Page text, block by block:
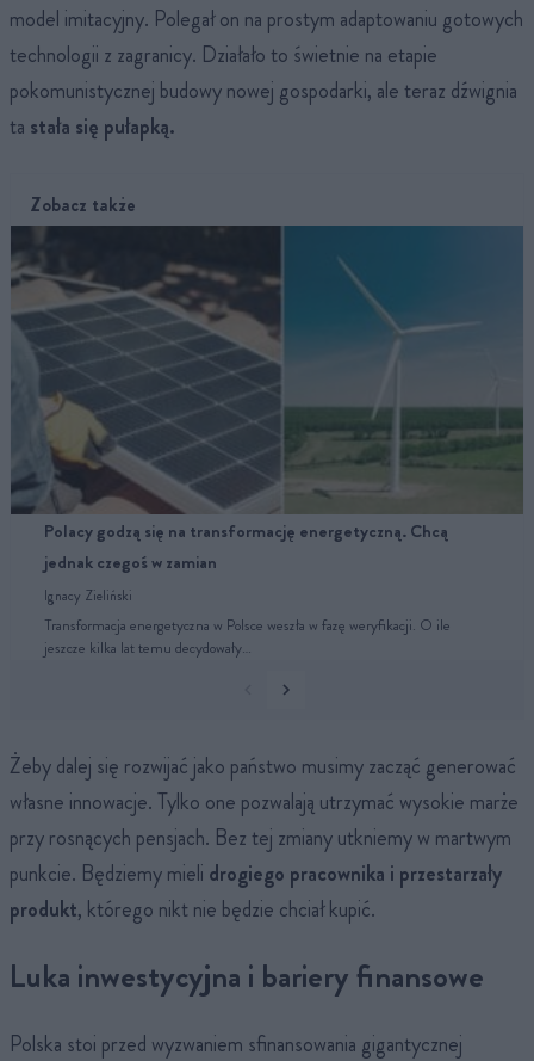
model imitacyjny. Polegał on na prostym adaptowaniu gotowych
technologii z zagranicy. Działało to świetnie na etapie
pokomunistycznej budowy nowej gospodarki, ale teraz dźwignia
ta stała się pułapką.
Zobacz także
Polacy godzą się na transformację energetyczną. Chcą
jednak czegoś w zamian
Ignacy Zieliński
Transformacja energetyczna w Polsce weszła w fazę weryfikacji. O ile
jeszcze kilka lat temu decydowały…
Żeby dalej się rozwijać jako państwo musimy zacząć generować
własne innowacje. Tylko one pozwalają utrzymać wysokie marże
przy rosnących pensjach. Bez tej zmiany utkniemy w martwym
punkcie. Będziemy mieli drogiego pracownika i przestarzały
produkt, którego nikt nie będzie chciał kupić.
Luka inwestycyjna i bariery finansowe
Polska stoi przed wyzwaniem sfinansowania gigantycznej